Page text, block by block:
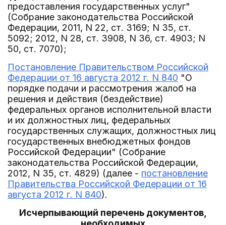
предоставления государственных услуг"
(Собрание законодательства Российской
Федерации, 2011, N 22, ст. 3169; N 35, ст.
5092; 2012, N 28, ст. 3908, N 36, ст. 4903; N
50, ст. 7070);
Постановление Правительством Российской
Федерации от 16 августа 2012 г. N 840 "О
порядке подачи и рассмотрения жалоб на
решения и действия (бездействие)
федеральных органов исполнительной власти
и их должностных лиц, федеральных
государственных служащих, должностных лиц
государственных внебюджетных фондов
Российской Федерации" (Собрание
законодательства Российской Федерации,
2012, N 35, ст. 4829) (далее - постановление
Правительства Российской Федерации от 16
августа 2012 г. N 840).
Исчерпывающий перечень документов,